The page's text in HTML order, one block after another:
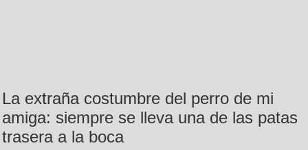
La extraña costumbre del perro de mi
amiga: siempre se lleva una de las patas
trasera a la boca